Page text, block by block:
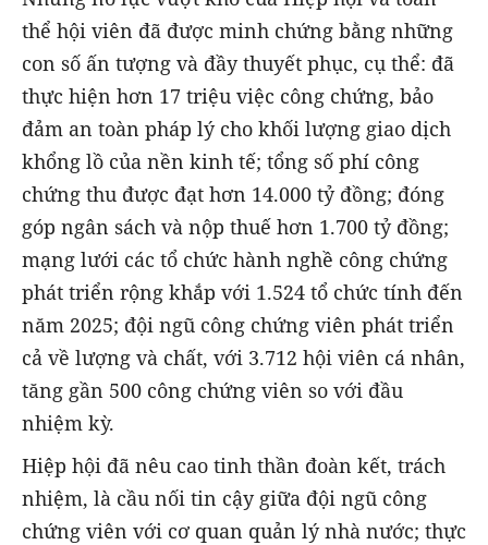
thể hội viên đã được minh chứng bằng những
con số ấn tượng và đầy thuyết phục, cụ thể: đã
thực hiện hơn 17 triệu việc công chứng, bảo
đảm an toàn pháp lý cho khối lượng giao dịch
khổng lồ của nền kinh tế; tổng số phí công
chứng thu được đạt hơn 14.000 tỷ đồng; đóng
góp ngân sách và nộp thuế hơn 1.700 tỷ đồng;
mạng lưới các tổ chức hành nghề công chứng
phát triển rộng khắp với 1.524 tổ chức tính đến
năm 2025; đội ngũ công chứng viên phát triển
cả về lượng và chất, với 3.712 hội viên cá nhân,
tăng gần 500 công chứng viên so với đầu
nhiệm kỳ.
Hiệp hội đã nêu cao tinh thần đoàn kết, trách
nhiệm, là cầu nối tin cậy giữa đội ngũ công
chứng viên với cơ quan quản lý nhà nước; thực